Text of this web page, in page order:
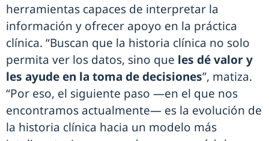
herramientas capaces de interpretar la
información y ofrecer apoyo en la práctica
clínica. “Buscan que la historia clínica no solo
permita ver los datos, sino que les dé valor y
les ayude en la toma de decisiones”, matiza.
“Por eso, el siguiente paso —en el que nos
encontramos actualmente— es la evolución de
la historia clínica hacia un modelo más